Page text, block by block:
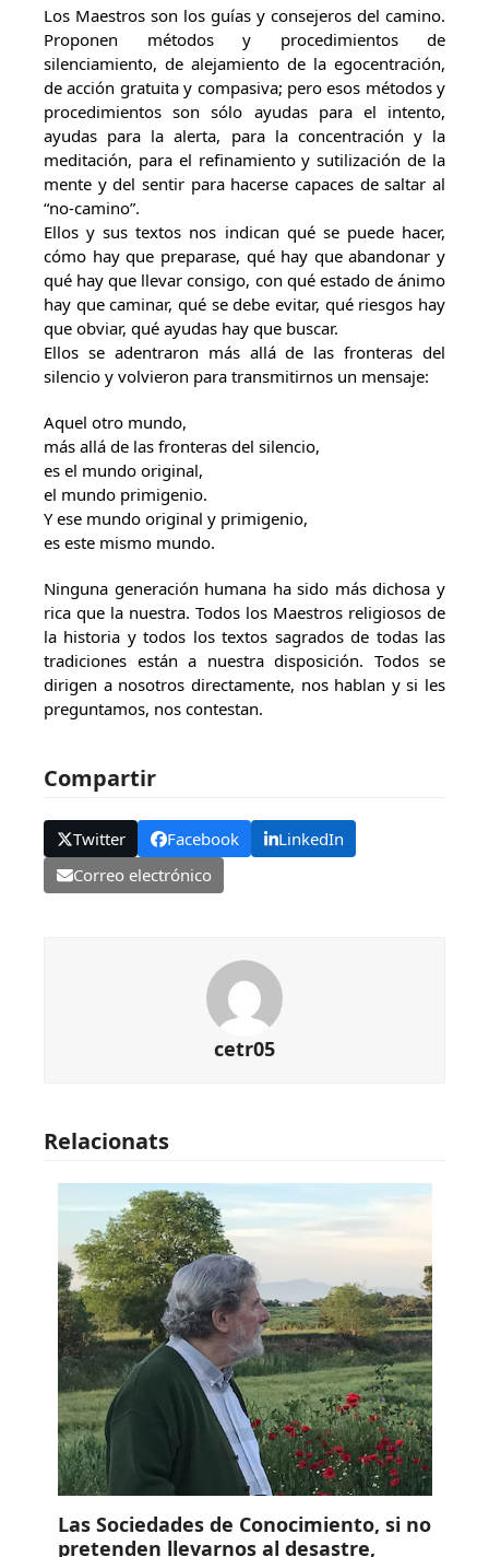
Los Maestros son los guías y consejeros del camino.
Proponen métodos y procedimientos de
silenciamiento, de alejamiento de la egocentración,
de acción gratuita y compasiva; pero esos métodos y
procedimientos son sólo ayudas para el intento,
ayudas para la alerta, para la concentración y la
meditación, para el refinamiento y sutilización de la
mente y del sentir para hacerse capaces de saltar al
“no-camino”.
Ellos y sus textos nos indican qué se puede hacer,
cómo hay que preparase, qué hay que abandonar y
qué hay que llevar consigo, con qué estado de ánimo
hay que caminar, qué se debe evitar, qué riesgos hay
que obviar, qué ayudas hay que buscar.
Ellos se adentraron más allá de las fronteras del
silencio y volvieron para transmitirnos un mensaje:
Aquel otro mundo,
más allá de las fronteras del silencio,
es el mundo original,
el mundo primigenio.
Y ese mundo original y primigenio,
es este mismo mundo.
Ninguna generación humana ha sido más dichosa y
rica que la nuestra. Todos los Maestros religiosos de
la historia y todos los textos sagrados de todas las
tradiciones están a nuestra disposición. Todos se
dirigen a nosotros directamente, nos hablan y si les
preguntamos, nos contestan.
Compartir
Twitter Facebook
LinkedIn
Correo electrónico
cetr05
Relacionats
Las Sociedades de Conocimiento, si no
pretenden llevarnos al desastre,